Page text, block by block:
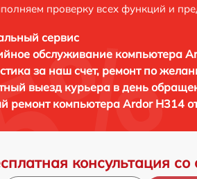
проверку всех функций и
сервис
обслуживание компьютера
за наш счет, ремонт по
выезд курьера в день
ремонт компьютера Ardor H314
консультация